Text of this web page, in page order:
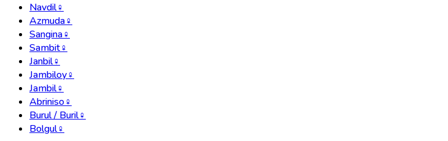
Navdil♀
Azmuda♀
Sangina♀
Sambit♀
Janbil♀
Jambiloy♀
Jambil♀
Abriniso♀
Burul / Buril♀
Bolgul♀